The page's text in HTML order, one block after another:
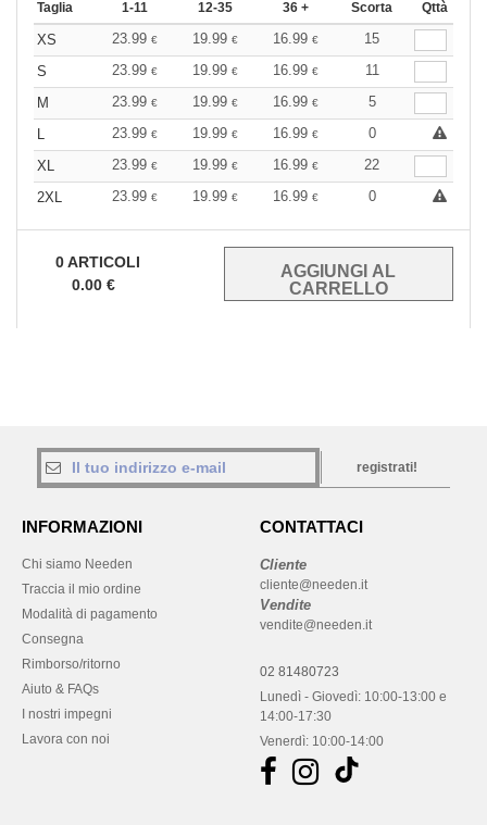
Taglia 1-11 12-35 36 + Scorta Qttà
XS 23.99 € 19.99 € 16.99 €
15
S
23.99 € 19.99 € 16.99 €
11
M
23.99 € 19.99 € 16.99 €
5
L
23.99 € 19.99 € 16.99 €
0
XL
23.99 € 19.99 € 16.99 €
22
2XL
23.99 € 19.99 € 16.99 € 0
0ARTICOLI
0.00 €
registrati!
INFORMAZIONI
Chi siamo Needen
Traccia il mio ordine
Modalità di pagamento
Consegna
Rimborso/ritorno
Aiuto & FAQs
I nostri impegni
Lavora con noi
CONTATTACI
Cliente
cliente@needen.it
Vendite
vendite@needen.it
02 81480723
Lunedì - Giovedì: 10:00-13:00 e
14:00-17:30
Venerdì: 10:00-14:00